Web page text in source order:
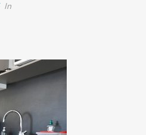
In